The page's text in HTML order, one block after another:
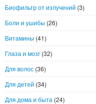
Биофильтр от излучений (3)
Боли и ушибы (26)
Витамины (41)
Глаза и мозг (32)
Для волос (36)
Для детей (34)
Для дома и быта (24)